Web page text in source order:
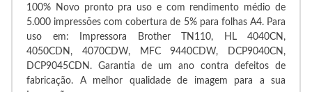
100% Novo pronto pra uso e com rendimento médio de
5.000 impressões com cobertura de 5% para folhas A4. Para
uso em: Impressora Brother TN110, HL 4040CN,
4050CDN, 4070CDW, MFC 9440CDW, DCP9040CN,
DCP9045CDN. Garantia de um ano contra defeitos de
fabricação. A melhor qualidade de imagem para a sua